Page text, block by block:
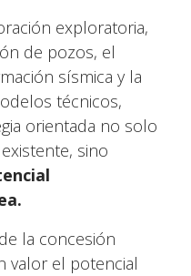
exploratoria,
de pozos, el
sísmica y la
técnicos,
orientada no solo
sino
la concesión
valor el potencial